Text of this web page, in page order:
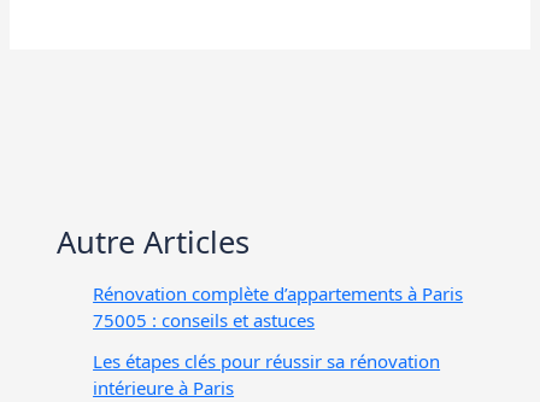
Autre Articles
Rénovation complète d’appartements à Paris
75005 : conseils et astuces
Les étapes clés pour réussir sa rénovation
intérieure à Paris